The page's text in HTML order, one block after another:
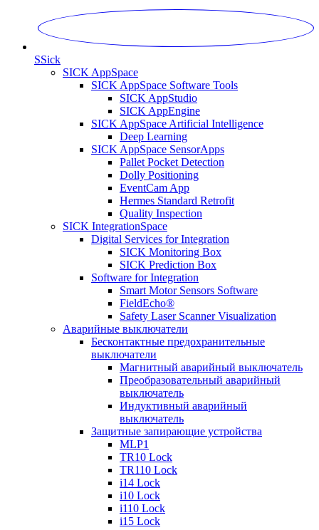
SSick
SICK AppSpace
SICK AppSpace Software Tools
SICK AppStudio
SICK AppEngine
SICK AppSpace Artificial Intelligence
Deep Learning
SICK AppSpace SensorApps
Pallet Pocket Detection
Dolly Positioning
EventCam App
Hermes Standard Retrofit
Quality Inspection
SICK IntegrationSpace
Digital Services for Integration
SICK Monitoring Box
SICK Prediction Box
Software for Integration
Smart Motor Sensors Software
FieldEcho®
Safety Laser Scanner Visualization
Аварийные выключатели
Бесконтактные предохранительные
выключатели
Магнитный аварийный выключатель
Преобразовательный аварийный
выключатель
Индуктивный аварийный
выключатель
Защитные запирающие устройства
MLP1
TR10 Lock
TR110 Lock
i14 Lock
i10 Lock
i110 Lock
i15 Lock